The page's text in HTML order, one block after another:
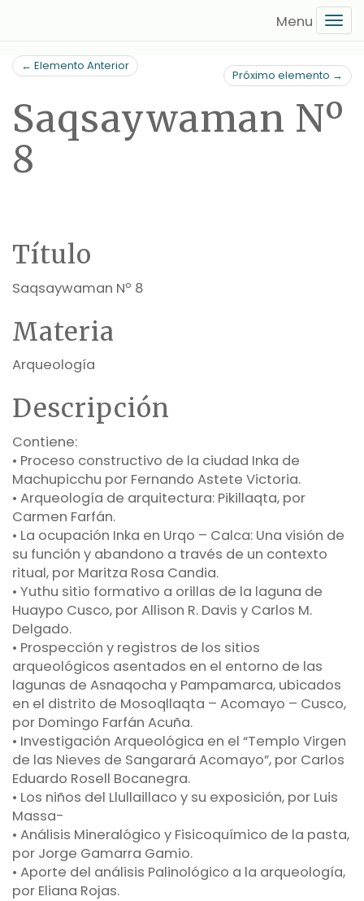
contenido
principal
← Elemento Anterior
Próximo elemento →
Saqsaywaman Nº
8
Título
Saqsaywaman Nº 8
Materia
Arqueología
Descripción
Contiene:
• Proceso constructivo de la ciudad Inka de
Machupicchu por Fernando Astete Victoria.
• Arqueología de arquitectura: Pikillaqta, por
Carmen Farfán.
• La ocupación Inka en Urqo – Calca: Una visión de
su función y abandono a través de un contexto
ritual, por Maritza Rosa Candia.
• Yuthu sitio formativo a orillas de la laguna de
Huaypo Cusco, por Allison R. Davis y Carlos M.
Delgado.
• Prospección y registros de los sitios
arqueológicos asentados en el entorno de las
lagunas de Asnaqocha y Pampamarca, ubicados
en el distrito de Mosoqllaqta – Acomayo – Cusco,
por Domingo Farfán Acuña.
• Investigación Arqueológica en el “Templo Virgen
de las Nieves de Sangarará Acomayo”, por Carlos
Eduardo Rosell Bocanegra.
• Los niños del Llullaillaco y su exposición, por Luis
Massa-
• Análisis Mineralógico y Fisicoquímico de la pasta,
por Jorge Gamarra Gamio.
• Aporte del análisis Palinológico a la arqueología,
por Eliana Rojas.